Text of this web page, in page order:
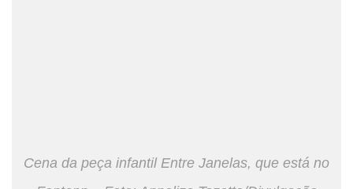
Cena da peça infantil Entre Janelas, que está no